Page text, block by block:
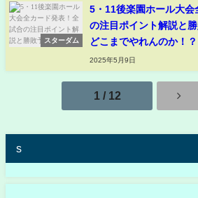
スターダム
5・11後楽園ホール大会
の注目ポイント解説と
どこまでやれんのか！？
2025年5月9日
1 / 12
s